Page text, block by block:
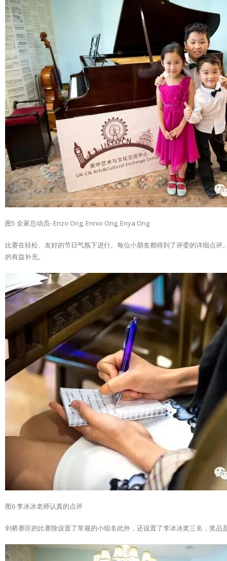
图5 全家总动员- Enzo Ong, Ennio Ong, Enya Ong
比赛在轻松、友好的节日气氛下进行。每位小朋友都得到了评委的详细点
的有益补充。
图6 李冰冰老师认真的点评
剑桥赛区的比赛除设置了常规的小组名此外，还设置了李冰冰奖三名，奖品